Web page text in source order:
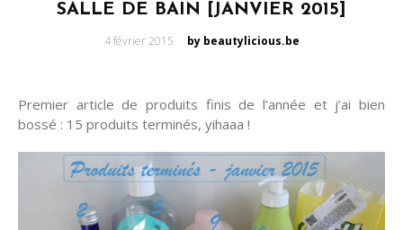
SALLE DE BAIN [JANVIER 2015]
Posted
4 février 2015 by beautylicious.be
Premier article de produits finis de l’année et j’ai bien
bossé : 15 produits terminés, yihaaa !